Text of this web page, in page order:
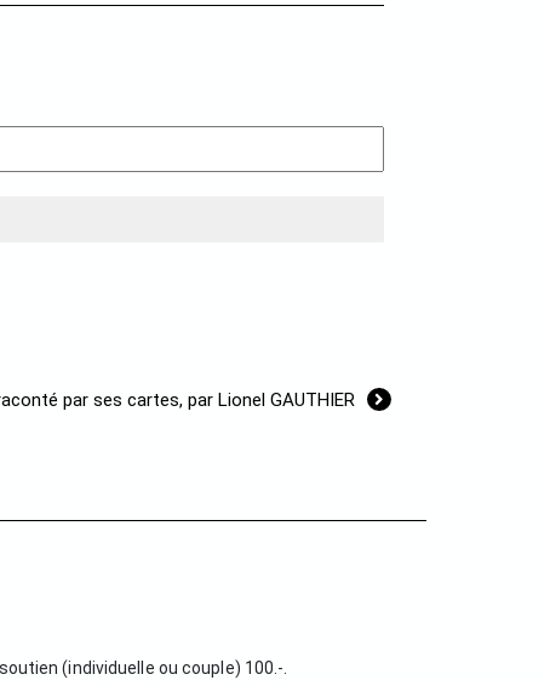
par ses cartes, par Lionel GAUTHIER
(individuelle ou couple) 100.-.